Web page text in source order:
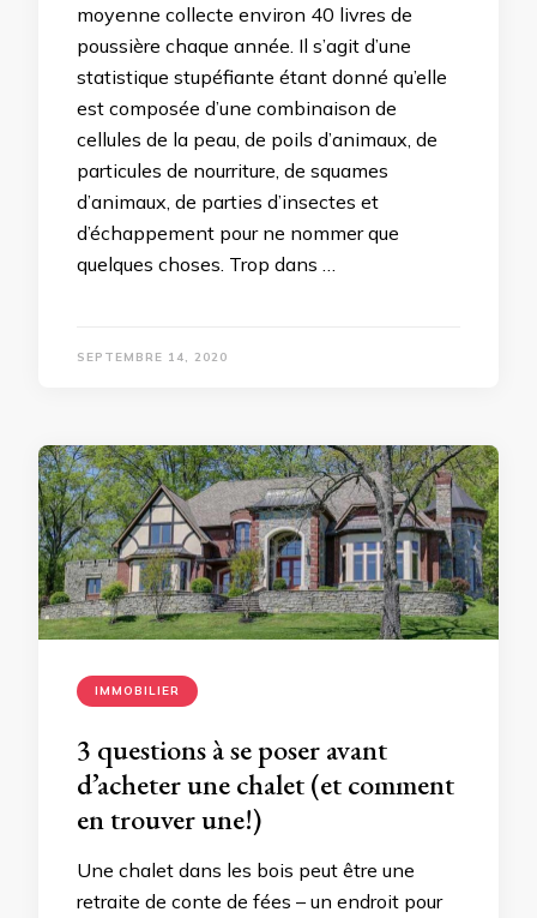
moyenne collecte environ 40 livres de
poussière chaque année. Il s’agit d’une
statistique stupéfiante étant donné qu’elle
est composée d’une combinaison de
cellules de la peau, de poils d’animaux, de
particules de nourriture, de squames
d’animaux, de parties d’insectes et
d’échappement pour ne nommer que
quelques choses. Trop dans …
SEPTEMBRE 14, 2020
IMMOBILIER
3 questions à se poser avant
d’acheter une chalet (et comment
en trouver une!)
Une chalet dans les bois peut être une
retraite de conte de fées – un endroit pour